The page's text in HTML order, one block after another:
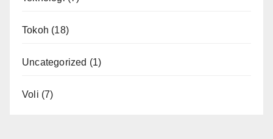
Tokoh (18)
Uncategorized (1)
Voli (7)